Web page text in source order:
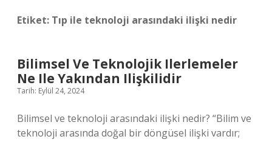
Etiket: Tıp ile teknoloji arasındaki ilişki nedir
Bilimsel Ve Teknolojik Ilerlemeler
Ne Ile Yakından Ilişkilidir
Tarih: Eylül 24, 2024
Bilimsel ve teknoloji arasındaki ilişki nedir? “Bilim ve
teknoloji arasında doğal bir döngüsel ilişki vardır;